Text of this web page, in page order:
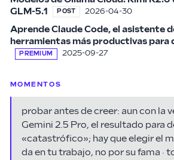
GLM-5.1
POST 2026-04-30
Aprende Claude Code, el asistente
herramientas más productivas para
PREMIUM 2025-09-27
MOMENTOS
probar antes de creer: aun con la
Gemini 2.5 Pro, el resultado para
«catastrófico»; hay que elegir el
da en tu trabajo, no por su fama ·